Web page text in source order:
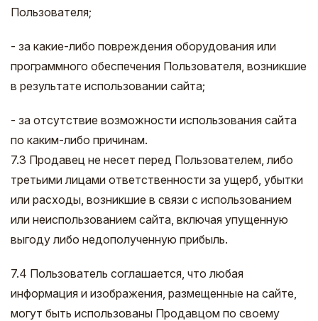
Пользователя;
- за какие-либо повреждения оборудования или
программного обеспечения Пользователя, возникшие
в результате использовании сайта;
- за отсутствие возможности использования сайта
по каким-либо причинам.
7.3 Продавец не несет перед Пользователем, либо
третьими лицами ответственности за ущерб, убытки
или расходы, возникшие в связи с использованием
или неиспользованием сайта, включая упущенную
выгоду либо недополученную прибыль.
7.4 Пользователь соглашается, что любая
информация и изображения, размещенные на сайте,
могут быть использованы Продавцом по своему